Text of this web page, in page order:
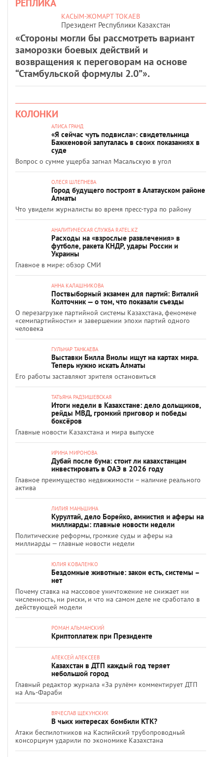
РЕПЛИКА
КАСЫМ-ЖОМАРТ ТОКАЕВ
Президент Республики Казахстан
«Стороны могли бы рассмотреть вариант
заморозки боевых действий и
возвращения к переговорам на основе
“Стамбульской формулы 2.0”».
КОЛОНКИ
АЛИСА ГРАНД
«Я сейчас чуть подвисла»: свидетельница
Бажкеновой запуталась в своих показаниях в
суде
Вопрос о сумме ущерба загнал Масальскую в угол
ОЛЕСЯ ШЛЕПНЕВА
Город будущего построят в Алатауском районе
Алматы
Что увидели журналисты во время пресс-тура по району
АНАЛИТИЧЕСКАЯ СЛУЖБА RATEL.KZ
Расходы на «взрослые развлечения» в
футболе, ракета КНДР, удары России и
Украины
Главное в мире: обзор СМИ
АННА КАЛАШНИКОВА
Поствыборный экзамен для партий: Виталий
Колточник — о том, что показали съезды
О перезагрузке партийной системы Казахстана, феномене
«семипартийности» и завершении эпохи партий одного
человека
ГУЛЬНАР ТАНКАЕВА
Выставки Билла Виолы ищут на картах мира.
Теперь нужно искать Алматы
Его работы заставляют зрителя остановиться
ТАТЬЯНА РАДЗИШЕВСКАЯ
Итоги недели в Казахстане: дело дольщиков,
рейды МВД, громкий приговор и победы
боксёров
Главные новости Казахстана и мира выпуске
ИРИНА МИРОНОВА
Дубай после бума: стоит ли казахстанцам
инвестировать в ОАЭ в 2026 году
Главное преимущество недвижимости – наличие реального
актива
ЛИЛИЯ МАНЬШИНА
Курултай, дело Борейко, амнистия и аферы на
миллиарды: главные новости недели
Политические реформы, громкие суды и аферы на
миллиарды — главные новости недели
ЮЛИЯ КОВАЛЕНКО
Бездомные животные: закон есть, системы –
нет
Почему ставка на массовое уничтожение не снижает ни
численность, ни риски, и что на самом деле не сработало в
действующей модели
РОМАН АЛЬМАНСКИЙ
Криптоплатеж при Президенте
АЛЕКСЕЙ АЛЕКСЕЕВ
Казахстан в ДТП каждый год теряет
небольшой город
Главный редактор журнала «За рулём» комментирует ДТП
на Аль-Фараби
ВЯЧЕСЛАВ ЩЕКУНСКИХ
В чьих интересах бомбили КТК?
Атаки беспилотников на Каспийский трубопроводный
консорциум ударили по экономике Казахстана